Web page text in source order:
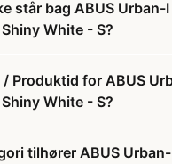
står bag ABUS Urban-
White - S?
/ Produktid for ABUS
White - S?
tilhører ABUS